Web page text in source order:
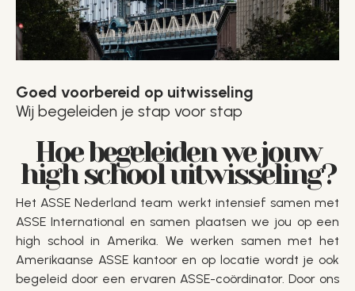
Goed voorbereid op uitwisseling
Wij begeleiden je stap voor stap
Hoe begeleiden we jouw
high school uitwisseling?
Het ASSE Nederland team werkt intensief samen met
ASSE International en samen plaatsen we jou op een
high school in Amerika. We werken samen met het
Amerikaanse ASSE kantoor en op locatie wordt je ook
begeleid door een ervaren ASSE-coördinator. Door ons